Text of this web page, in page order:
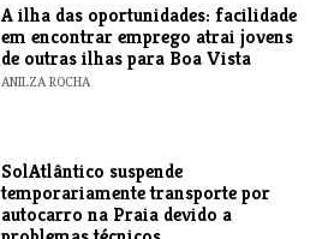
A ilha das oportunidades: facilidade
em encontrar emprego atrai jovens
de outras ilhas para Boa Vista
ANILZA ROCHA
SolAtlântico suspende
temporariamente transporte por
autocarro na Praia devido a